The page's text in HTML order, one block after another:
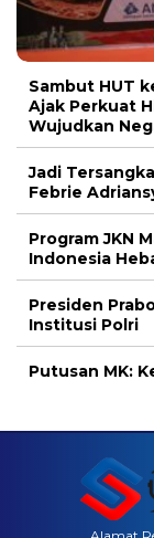
Sambut HUT
Ajak Perkuat
Wujudkan
Jadi
Febrie
Program JKN
Indonesia
Presiden
Institusi Polri
Putusan MK: